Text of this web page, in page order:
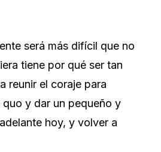
será más difícil que no
tiene por qué ser tan
reunir el coraje para
y dar un pequeño y
hoy, y volver a